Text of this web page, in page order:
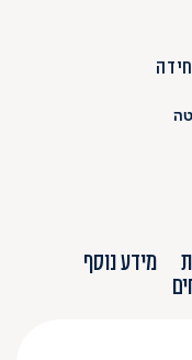
מידע נוסף